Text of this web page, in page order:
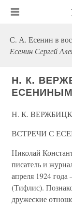
С. А. Есенин в
Есенин Сергей
Н. К.
ЕСЕНИНЫМ
Н. К.
ВСТРЕЧИ С
Николай
писатель и
апреля 1924
(Тифлис).
дружеские